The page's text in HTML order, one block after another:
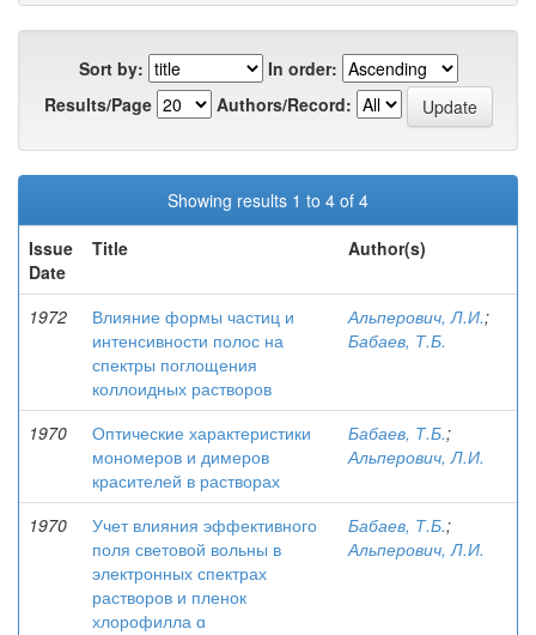
Sort by:
In order:
Results/Page
Authors/Record:
Showing results 1 to 4 of 4
Issue
Date
Title Author(s)
1972
Влияние формы частиц и
интенсивности полос на
спектры поглощения
коллоидных растворов
Альперович, Л.И.;
Бабаев, Т.Б.
1970
Оптические характеристики
мономеров и димеров
красителей в растворах
Бабаев, Т.Б.;
Альперович, Л.И.
1970
Учет влияния эффективного
поля световой вольны в
электронных спектрах
растворов и пленок
хлорофилла ɑ
Бабаев, Т.Б.;
Альперович, Л.И.